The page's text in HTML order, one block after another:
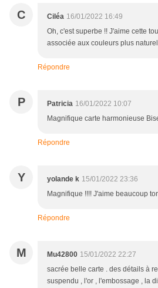
C Ciléa 16/01/2022 16:49
Oh, c'est superbe !! J'aime cette
associée aux couleurs plus
Répondre
P Patricia 16/01/2022 10:07
Magnifique carte harmonieuse
Répondre
Y yolande k 15/01/2022 23:36
Magnifique !!!! J'aime beaucoup
Répondre
M Mu42800 15/01/2022 22:27
sacrée belle carte . des détails à
suspendu , l'or , l'embossage , la